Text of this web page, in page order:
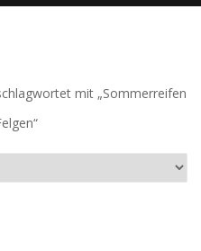
mit „Sommerreifen